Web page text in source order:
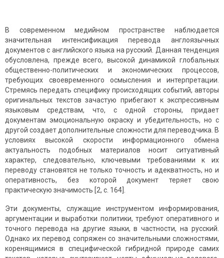
В современном медийном пространстве наблюдается
значительная интенсификация перевода англоязычных
документов с английского языка на русский. Данная тенденция
обусловлена, прежде всего, высокой динамикой глобальных
общественно-политических и экономических процессов,
требующих своевременного осмысления и интерпретации.
Стремясь передать специфику происходящих событий, авторы
оригинальных текстов зачастую прибегают к экспрессивным
языковым средствам, что, с одной стороны, придает
документам эмоциональную окраску и убедительность, но с
другой создает дополнительные сложности для переводчика. В
условиях высокой скорости информационного обмена
актуальность подобных материалов носит ситуативный
характер, следовательно, ключевыми требованиями к их
переводу становятся не только точность и адекватность, но и
оперативность, без которой документ теряет свою
практическую значимость [2, с. 164].
Эти документы, служащие инструментом информирования,
аргументации и выработки политики, требуют оперативного и
точного перевода на другие языки, в частности, на русский.
Однако их перевод сопряжен со значительными сложностями,
коренящимися в специфической гибридной природе самих